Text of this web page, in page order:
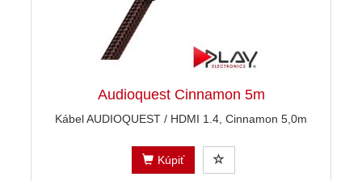
Audioquest Cinnamon 5m
Kábel AUDIOQUEST / HDMI 1.4, Cinnamon 5,0m
Kúpiť